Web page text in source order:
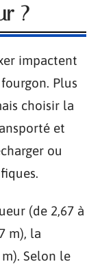
?
impactent
Plus
choisir la
et
ou
(de 2,67 à
m), la
Selon le